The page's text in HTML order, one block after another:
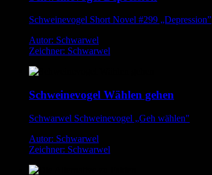
Schweinevogel Short Novel #299 „Depression”
Autor: Schwarwel
Zeichner: Schwarwel
Schweinevogel Wählen gehen
Schwarwel Schweinevogel „Geh wählen"
Autor: Schwarwel
Zeichner: Schwarwel